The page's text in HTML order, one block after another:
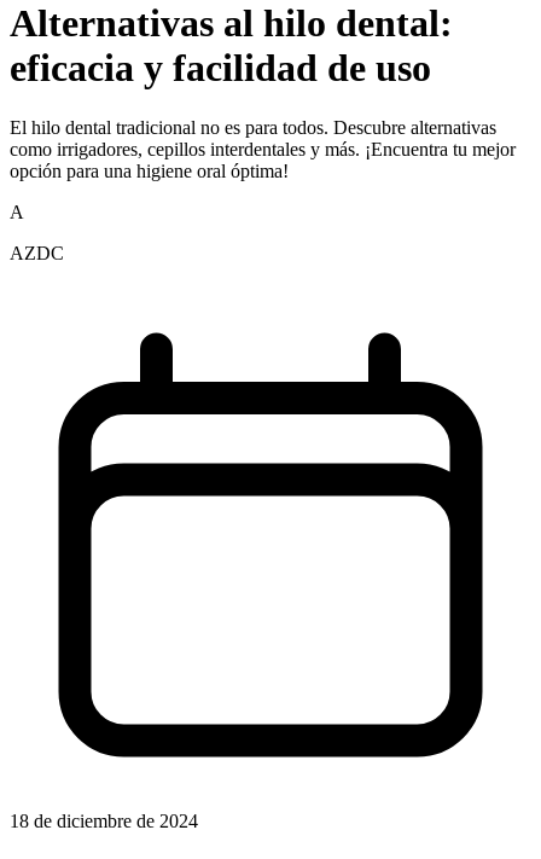
Alternativas al hilo dental:
eficacia y facilidad de uso
El hilo dental tradicional no es para todos. Descubre alternativas
como irrigadores, cepillos interdentales y más. ¡Encuentra tu mejor
opción para una higiene oral óptima!
A
AZDC
18 de diciembre de 2024